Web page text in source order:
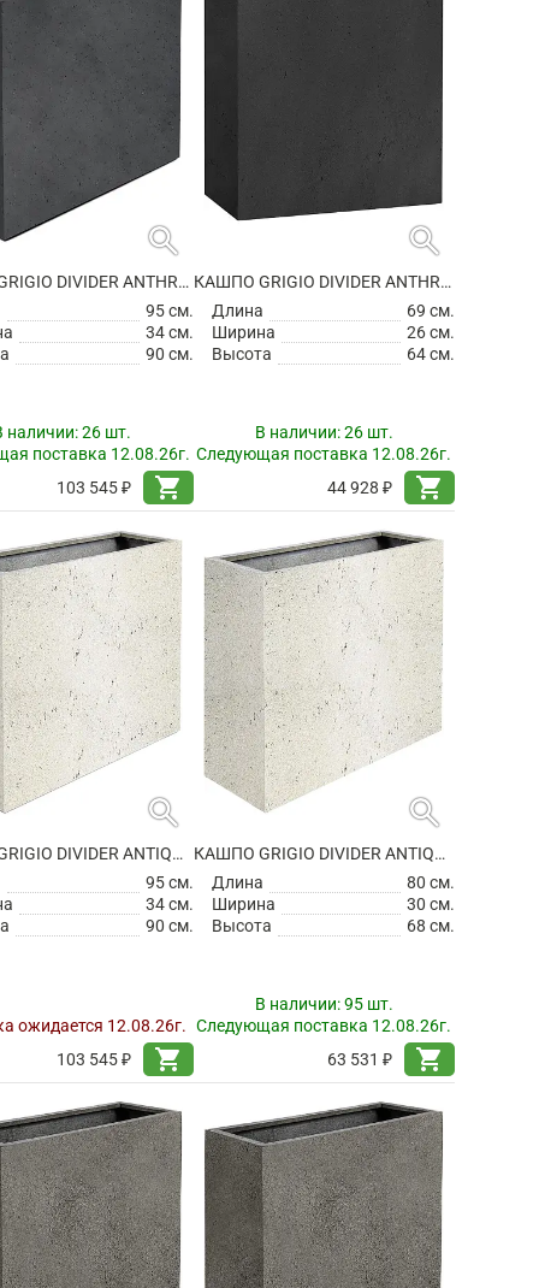
search
КАШПО GRIGIO DIVIDER ANTHRACITE НА КОЛЕСИКАХ
95 см.
34 см.
90 см.
наличии:26 шт.
поставка 12.08.26г.
103 545 ₽
shopping_cart
search
КАШПО GRIGIO DIVIDER ANTHRACITE
Длина
69 см.
Ширина
26 см.
Высота
64 см.
В наличии:26 шт.
Следующая поставка 12.08.26г.
44 928 ₽
shopping_cart
search
КАШПО GRIGIO DIVIDER ANTIQUE WHITE НА КОЛЕСИКАХ
95 см.
34 см.
90 см.
ожидается 12.08.26г.
103 545 ₽
shopping_cart
search
КАШПО GRIGIO DIVIDER ANTIQUE WHITE
Длина
80 см.
Ширина
30 см.
Высота
68 см.
В наличии:95 шт.
Следующая поставка 12.08.26г.
63 531 ₽
shopping_cart